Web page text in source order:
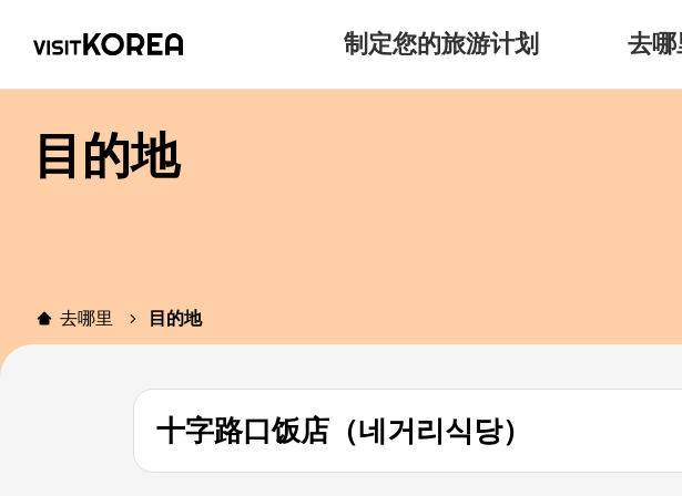
制定您的旅游计划 去哪
目的地
去哪里 目的地
十字路口饭店（네거리식당）